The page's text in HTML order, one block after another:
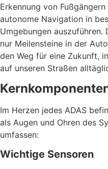
Erkennung von
autonome Navigation in
Umgebungen
nur Meilensteine in der
den Weg für eine Zukunft,
auf unseren Straßen
Im Herzen jedes ADAS
als Augen und Ohren des
umfassen:
Wichtige Sensoren